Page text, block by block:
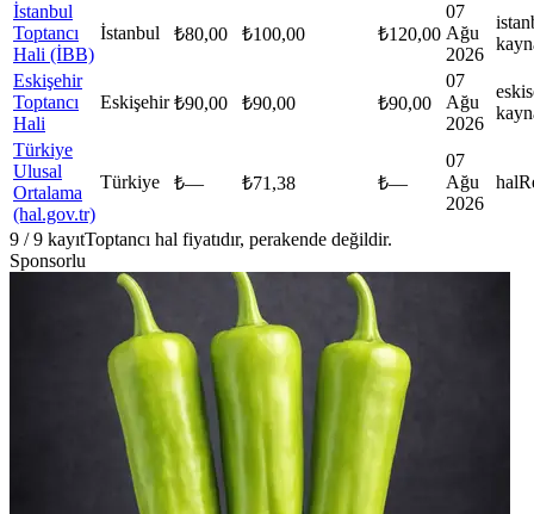
İstanbul
Toptancı
Hali (İBB)
İstanbul ₺80,00 ₺100,00 ₺120,00
07
Ağu
2026
Eskişehir
Toptancı
Hali
Eskişehir ₺90,00 ₺90,00 ₺90,00
07
Ağu
2026
Türkiye
Ulusal
Ortalama
(hal.gov.tr)
Türkiye ₺— ₺71,38 ₺—
07
Ağu
2026
hal
9 /9 kayıtToptancı hal fiyatıdır, perakende değildir.
Sponsorlu